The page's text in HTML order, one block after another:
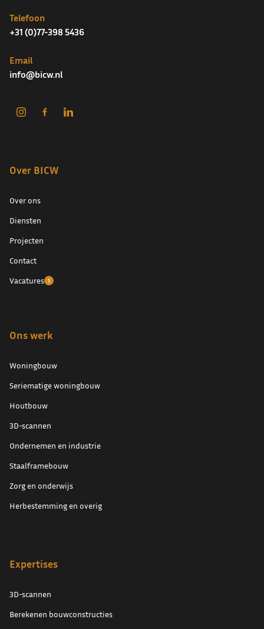
Telefoon
+31 (0)77-398 5436
Email
info@bicw.nl
Over BICW
Over ons
Diensten
Projecten
Contact
Vacatures 1
Ons werk
Woningbouw
Seriematige woningbouw
Houtbouw
3D-scannen
Ondernemen en industrie
Staalframebouw
Zorg en onderwijs
Herbestemming en overig
Expertises
3D-scannen
Berekenen bouwconstructies